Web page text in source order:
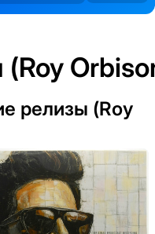
релизы (Roy